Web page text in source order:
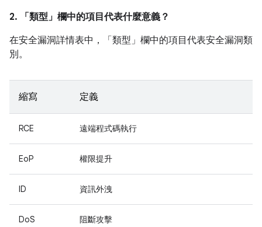
2. 「類型」 欄中的項目代表什麼意義？
在安全漏洞詳情表中，「類型」 欄中的項目代表安全漏洞類
別。
縮寫 定義
RCE 遠端程式碼執行
EoP 權限提升
ID 資訊外洩
DoS 阻斷攻擊